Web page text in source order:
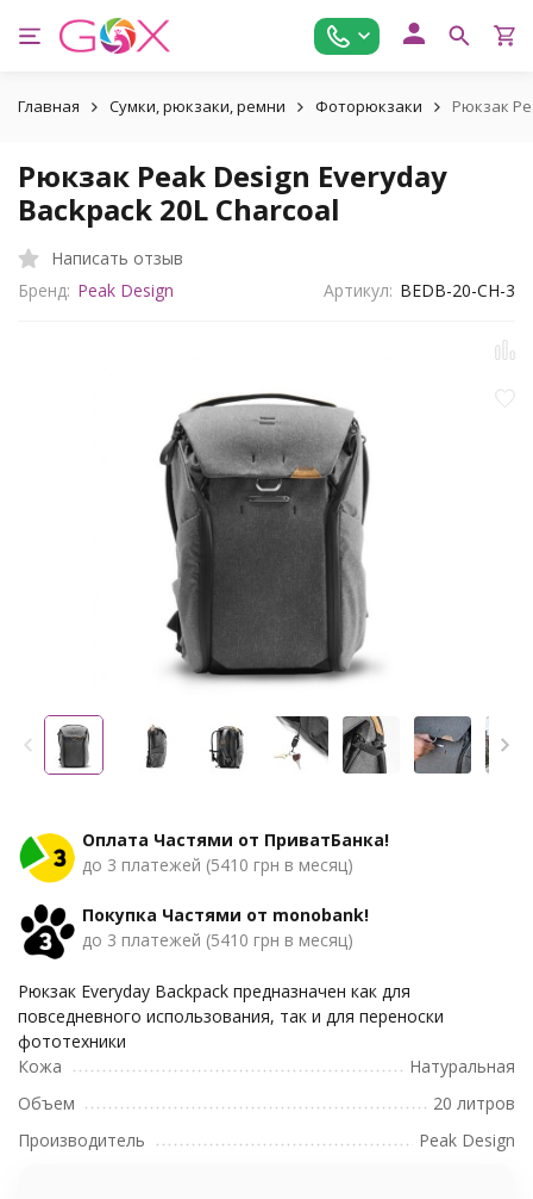
Главная Сумки, рюкзаки, ремни Фоторюкзаки Рюкзак
Рюкзак Peak Design Everyday
Backpack 20L Charcoal
Написать отзыв
Бренд: Peak Design Артикул: BEDB-20-CH-3
Оплата Частями от ПриватБанка!
до 3 платежей (5410 грн в месяц)
Покупка Частями от monobank!
до 3 платежей (5410 грн в месяц)
Рюкзак Everyday Backpack предназначен как для
повседневного использования​​, так и для переноски
фототехники
Кожа
Натуральная
Объем
20 литров
Производитель
Peak Design